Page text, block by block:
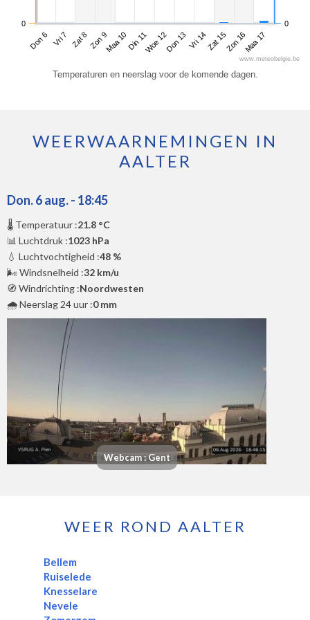
Don 6 Vri 7 Zat 8Zon 9Maa 10Din 11Woe 12Don 13Vri 14Zat 15Zon 16Maa 17
0 0
www.meteobelgie.be
Temperaturen en neerslag voor de komende dagen.
WEERWAARNEMINGEN IN
AALTER
Don. 6 aug. - 18:45
🌡️ Temperatuur :21.8 °C
📊 Luchtdruk :1023 hPa
💧 Luchtvochtigheid :48 %
🌬️ Windsnelheid :32 km/u
🧭 Windrichting :Noordwesten
🌧️ Neerslag 24 uur :0 mm
Webcam : Gent
WEER ROND AALTER
Bellem
Ruiselede
Knesselare
Nevele